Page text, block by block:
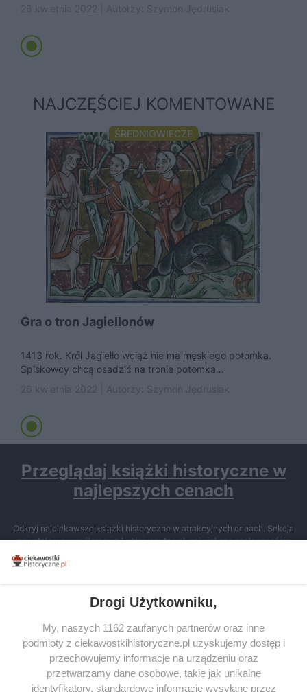
NAJCZĘŚCIEJ KOMENTOWANE
ŚREDNIOWIECZE
Gra o tron Jagiellonów
1413 rok. Król Jagiełło wciąż nie ma męskiego potomka.
Spiskowcy chcą osadzić na tronie potomka
Przeglądaj książki historyczne w
najlepszych cenach
Odkryj najciekawsze książki historyczne w atrakcyjnych cenach. Sekcja
powstała we współpracy z Lubimyczytac.pl, największą społecznością
miłośników literatury w Polsce – dzięki temu możesz wybierać spośród
tytułów najwyżej ocenianych przez czytelników.
SERWIS
SPOŁECZNOŚĆ
Drogi Użytkowniku,
My, naszych 1162 zaufanych partnerów oraz inne
podmioty z ciekawostkihistoryczne.pl uzyskujemy dostęp i
przechowujemy informacje na urządzeniu oraz
przetwarzamy dane osobowe, takie jak unikalne
identyfikatory, standardowe informacje wysyłane przez